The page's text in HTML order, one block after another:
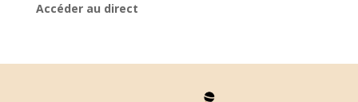
Accéder au direct